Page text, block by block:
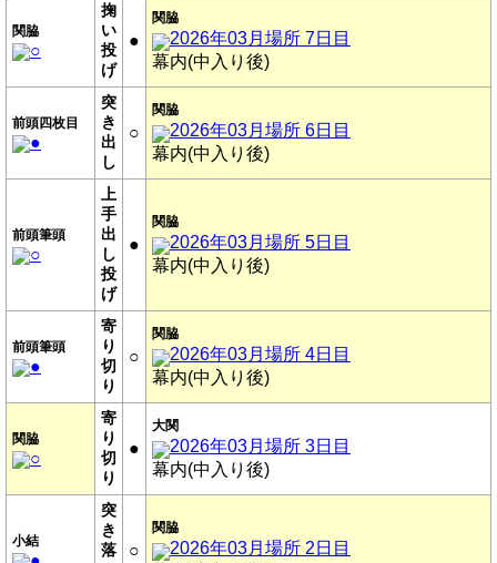
関脇
○
掬
い
投
げ
●
関脇
2026年03月場所 7日目
幕内(中入り後)
前頭四枚目
●
突
き
出
し
○
関脇
2026年03月場所 6日目
幕内(中入り後)
前頭筆頭
○
上
手
出
し
投
げ
●
関脇
2026年03月場所 5日目
幕内(中入り後)
前頭筆頭
●
寄
り
切
り
○
関脇
2026年03月場所 4日目
幕内(中入り後)
関脇
○
寄
り
切
り
●
大関
2026年03月場所 3日目
幕内(中入り後)
小結
突
き
落
○
関脇
2026年03月場所 2日目